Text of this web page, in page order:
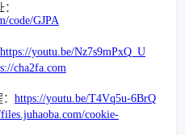
code/GJPA
https://youtu.be/Nz7s9mPxQ_U
cha2fa.com
https://youtu.be/T4Vq5u-6BrQ
cookie-